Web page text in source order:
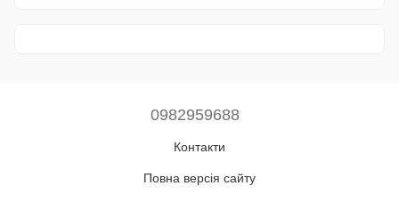
0982959688
Контакти
Повна версія сайту